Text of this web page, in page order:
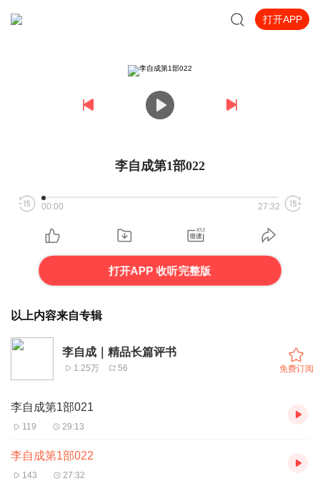
打开APP
李自成第1部022
00:00 27:32
打开APP 收听完整版
以上内容来自专辑
李自成｜精品长篇评书
1.25万 56 免费订阅
李自成第1部021
119 29:13
李自成第1部022
143 27:32